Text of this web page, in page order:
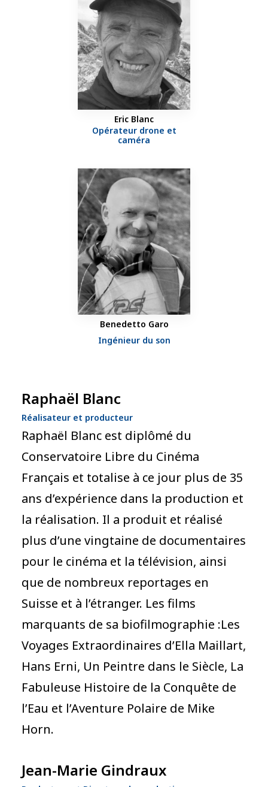
Eric Blanc
Opérateur drone et
caméra
Benedetto Garo
Ingénieur du son
Raphaël Blanc
Réalisateur et producteur
Raphaël Blanc est diplômé du
Conservatoire Libre du Cinéma
Français et totalise à ce jour plus de 35
ans d’expérience dans la production et
la réalisation. Il a produit et réalisé
plus d’une vingtaine de documentaires
pour le cinéma et la télévision, ainsi
que de nombreux reportages en
Suisse et à l’étranger. Les films
marquants de sa biofilmographie :Les
Voyages Extraordinaires d’Ella Maillart,
Hans Erni, Un Peintre dans le Siècle, La
Fabuleuse Histoire de la Conquête de
l’Eau et l’Aventure Polaire de Mike
Horn.
Jean-Marie Gindraux